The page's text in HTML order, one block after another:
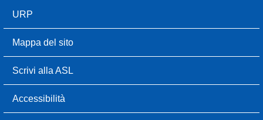
URP
Mappa del sito
Scrivi alla ASL
Accessibilità